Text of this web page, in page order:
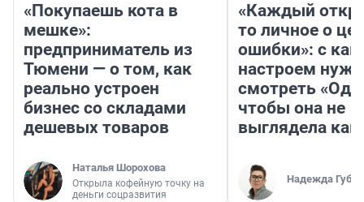
«Покупаешь кота в
мешке»:
предприниматель из
Тюмени — о том, как
реально устроен
бизнес со складами
дешевых товаров
Наталья Шорохова
Открыла кофейную точку на
деньги соцразвития
«Каждый
то личное о
ошибки»: с
настроем
смотреть
чтобы она не
выглядела как
Надежда